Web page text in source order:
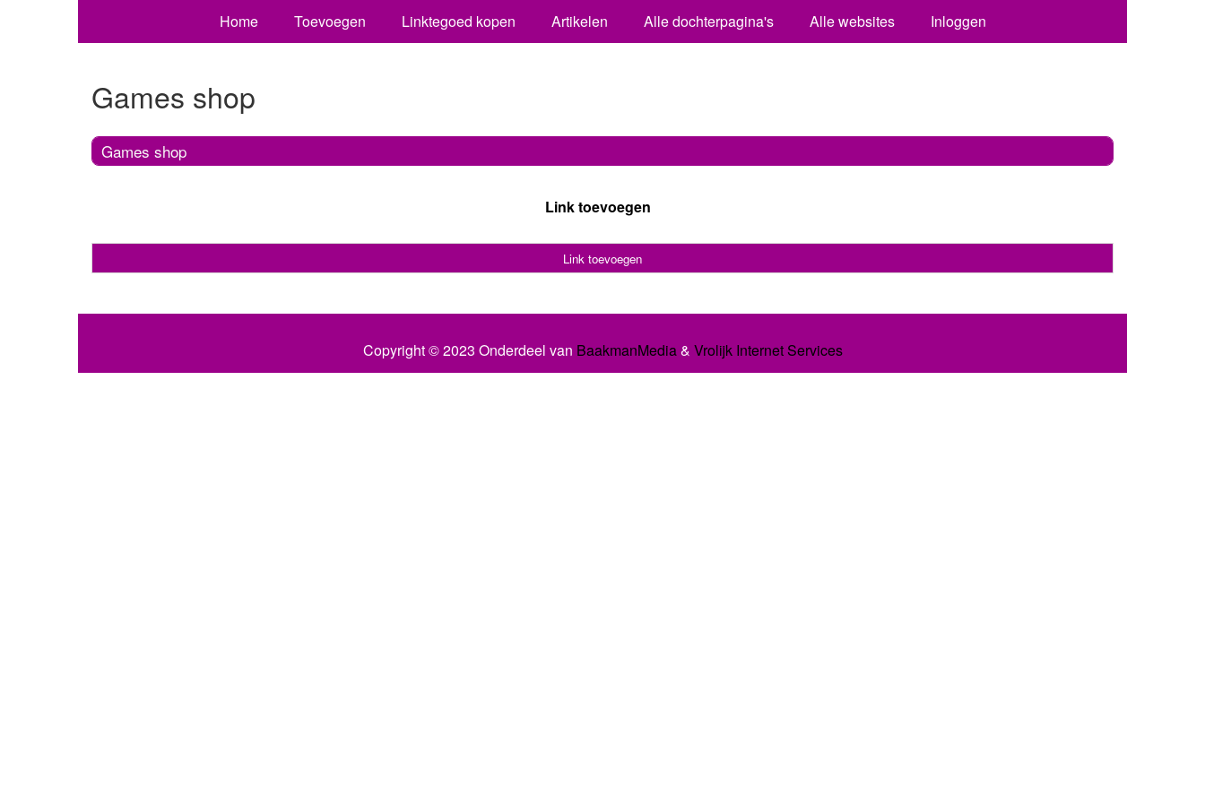
Home Toevoegen Linktegoed kopen Artikelen Alle dochterpagina's Alle websites Inloggen
Games shop
Games shop
Link toevoegen
Link toevoegen
Copyright © 2023 Onderdeel van BaakmanMedia& Vrolijk Internet Services